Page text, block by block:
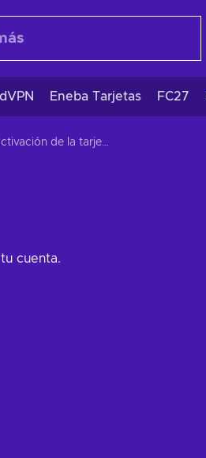
Eneba Tarjetas FC27
Activación de la tarjeta Roblox
cuenta.